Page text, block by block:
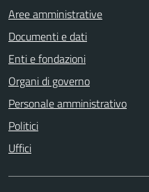
Aree amministrative
Documenti e dati
Enti e fondazioni
Organi di governo
Personale amministrativo
Politici
Uffici